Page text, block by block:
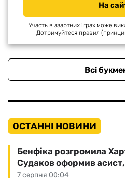
На
Участь в азартних іграх може
Дотримуйтеся правил
Всі
ОСТАННІ НОВИНИ
7 серпня 00:04
Бенфіка розгромила
Судаков оформив асист,